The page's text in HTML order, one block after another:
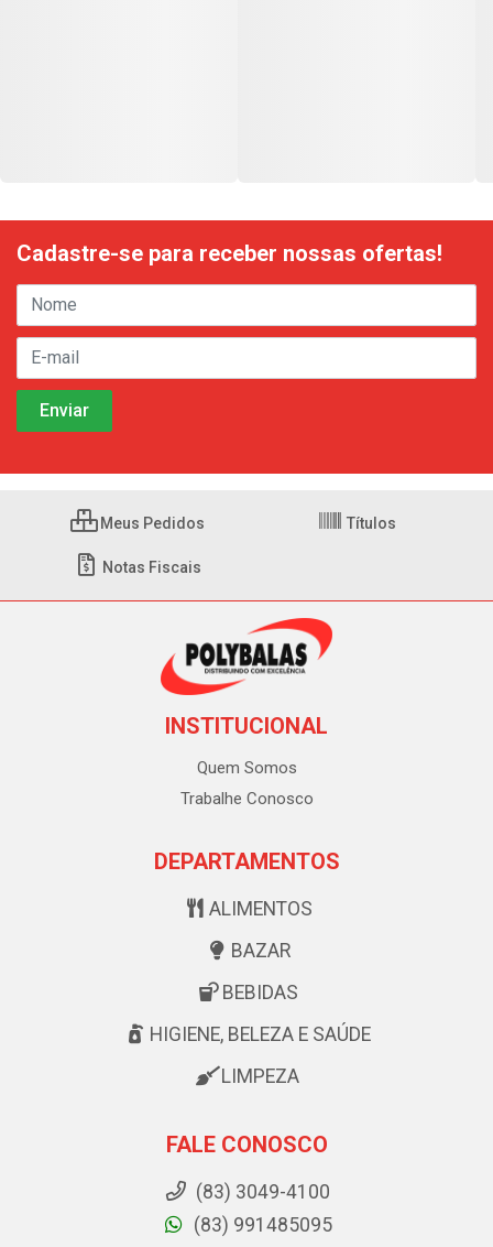
Cadastre-se para receber nossas ofertas!
Meus Pedidos Títulos
Notas Fiscais
INSTITUCIONAL
Quem Somos
Trabalhe Conosco
DEPARTAMENTOS
ALIMENTOS
BAZAR
BEBIDAS
HIGIENE, BELEZA E SAÚDE
LIMPEZA
FALE CONOSCO
(83) 3049-4100
(83) 991485095